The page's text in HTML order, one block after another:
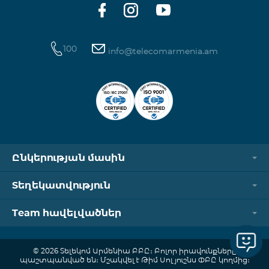
100 info@telecomarmenia.am
Ընկերության մասին
Տեղեկատվություն
Team հավելվածներ
© 2026 Տելեկոմ Արմենիա ԲԲԸ։ Բոլոր իրավունքները
պաշտպանված են։ Մշակվել է Թիմ Սոլյուշնս ՓԲԸ կողմից։